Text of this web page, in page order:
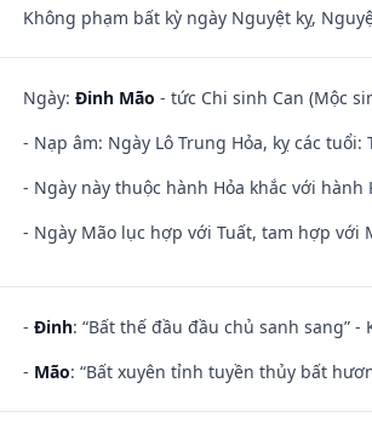
Không phạm bất kỳ ngày Nguyệt kỵ,
Ngày: Đinh Mão - tức Chi sinh Can (Mộc
- Nạp âm: Ngày Lô Trung Hỏa, kỵ các tuổi:
- Ngày này thuộc hành Hỏa khắc với
- Ngày Mão lục hợp với Tuất, tam hợp với
- Đinh: “Bất thế đầu đầu chủ sanh sang”
- Mão: “Bất xuyên tỉnh tuyền thủy bất